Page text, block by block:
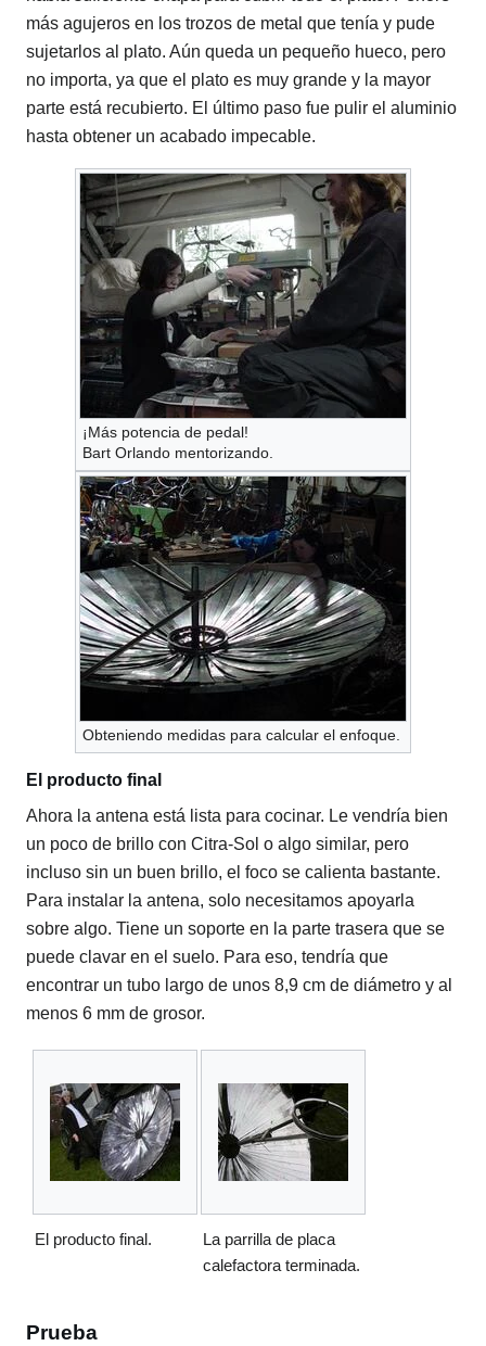
más agujeros en los trozos de metal que tenía y pude
sujetarlos al plato. Aún queda un pequeño hueco, pero
no importa, ya que el plato es muy grande y la mayor
parte está recubierto. El último paso fue pulir el aluminio
hasta obtener un acabado impecable.
¡Más potencia de pedal!
Bart Orlando mentorizando.
Obteniendo medidas para calcular el enfoque.
El producto final
Ahora la antena está lista para cocinar. Le vendría bien
un poco de brillo con Citra-Sol o algo similar, pero
incluso sin un buen brillo, el foco se calienta bastante.
Para instalar la antena, solo necesitamos apoyarla
sobre algo. Tiene un soporte en la parte trasera que se
puede clavar en el suelo. Para eso, tendría que
encontrar un tubo largo de unos 8,9 cm de diámetro y al
menos 6 mm de grosor.
El producto final.
La parrilla de placa
calefactora terminada.
Prueba